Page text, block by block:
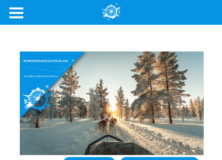
Külföldre költöznék!
Szakértőink
Beutazási engedélyek
Online bolt
Rendezvények